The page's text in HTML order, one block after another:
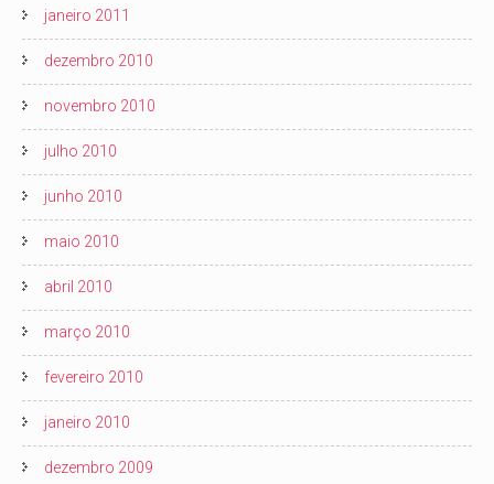
janeiro 2011
dezembro 2010
novembro 2010
julho 2010
junho 2010
maio 2010
abril 2010
março 2010
fevereiro 2010
janeiro 2010
dezembro 2009